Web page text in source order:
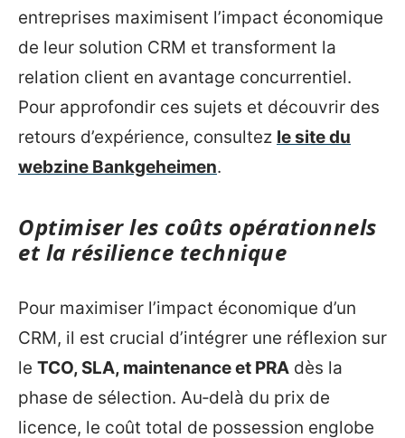
entreprises maximisent l’impact économique
de leur solution CRM et transforment la
relation client en avantage concurrentiel.
Pour approfondir ces sujets et découvrir des
retours d’expérience, consultez le site du
webzine Bankgeheimen.
Optimiser les coûts opérationnels
et la résilience technique
Pour maximiser l’impact économique d’un
CRM, il est crucial d’intégrer une réflexion sur
le TCO, SLA, maintenance et PRA dès la
phase de sélection. Au‑delà du prix de
licence, le coût total de possession englobe